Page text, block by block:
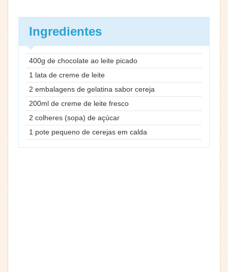
Ingredientes
400g de chocolate ao leite picado
1 lata de creme de leite
2 embalagens de gelatina sabor cereja
200ml de creme de leite fresco
2 colheres (sopa) de açúcar
1 pote pequeno de cerejas em calda